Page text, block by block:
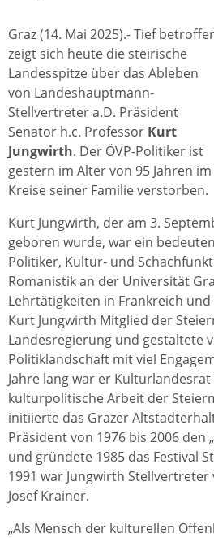
Graz (14. Mai 2025).- Tief
zeigt sich heute die steirische
Landesspitze über das Ableben
von Landeshauptmann-
Stellvertreter a.D. Präsident
Senator h.c. Professor Kurt
Jungwirth. Der ÖVP-Politiker ist
gestern im Alter von 95 Jahren im
Kreise seiner Familie verstorben.
Kurt Jungwirth, der am 3.
geboren wurde, war ein
Politiker, Kultur- und
Romanistik an der Universität
Lehrtätigkeiten in Frankreich und
Kurt Jungwirth Mitglied der
Landesregierung und gestaltete
Politiklandschaft mit viel
Jahre lang war er
kulturpolitische Arbeit der
initiierte das Grazer
Präsident von 1976 bis 2006 den
und gründete 1985 das Festival
1991 war Jungwirth
Josef Krainer.
„Als Mensch der kulturellen